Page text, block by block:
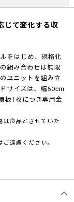
じて変化する収
をはじめ、規格化
組み合わせは無限
ユニットを組み立
サイズは、幅60cm
板1枚につき専用金
は良品とさせていた
遠慮ください。